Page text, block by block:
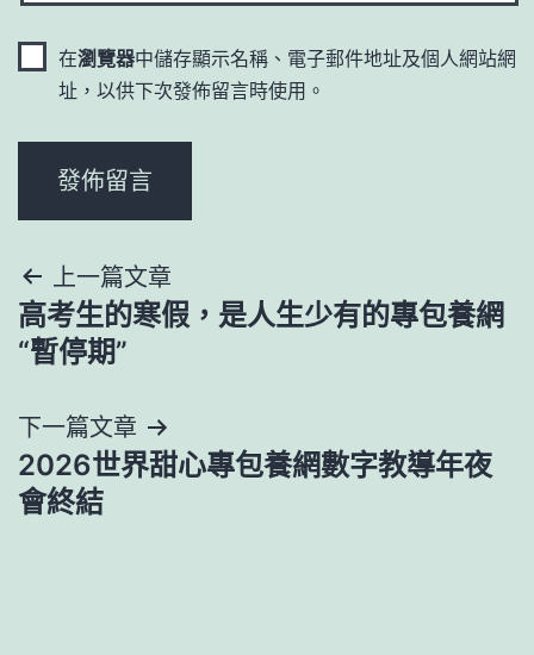
在瀏覽器中儲存顯示名稱、電子郵件地址及個人網站網
址，以供下次發佈留言時使用。
文
章
覽
上一篇文章
高考生的寒假，是人生少有的專包養網
“暫停期”
下一篇文章
2026世界甜心專包養網數字教導年夜
會終結